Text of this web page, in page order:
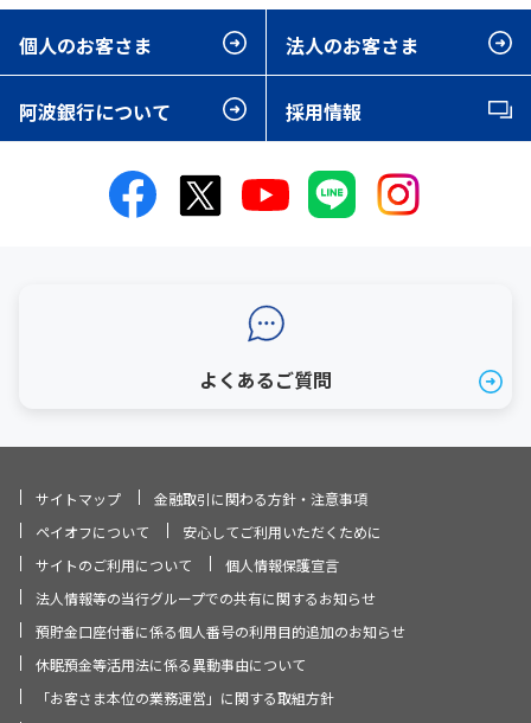
個人のお客さま 法人のお客さま
阿波銀行について 採用情報
よくあるご質問
サイトマップ
金融取引に関わる方針・注意事項
ペイオフについて
安心してご利用いただくために
サイトのご利用について
個人情報保護宣言
法人情報等の当行グループでの共有に関するお知らせ
預貯金口座付番に係る個人番号の利用目的追加のお知らせ
休眠預金等活用法に係る異動事由について
「お客さま本位の業務運営」に関する取組方針